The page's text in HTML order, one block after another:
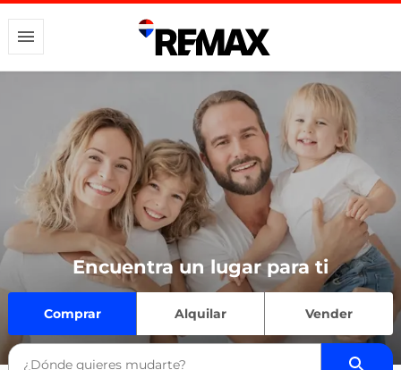
Encuentra un lugar para ti
Comprar Alquilar Vender